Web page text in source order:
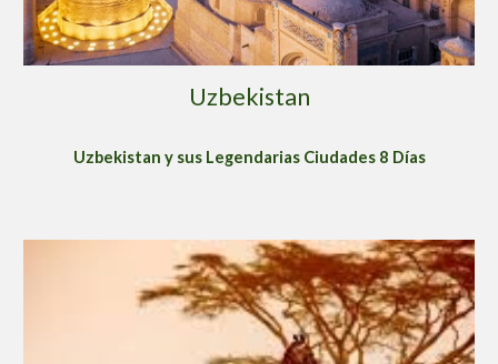
Uzbekistan
Uzbekistan y sus Legendarias Ciudades 8 Días